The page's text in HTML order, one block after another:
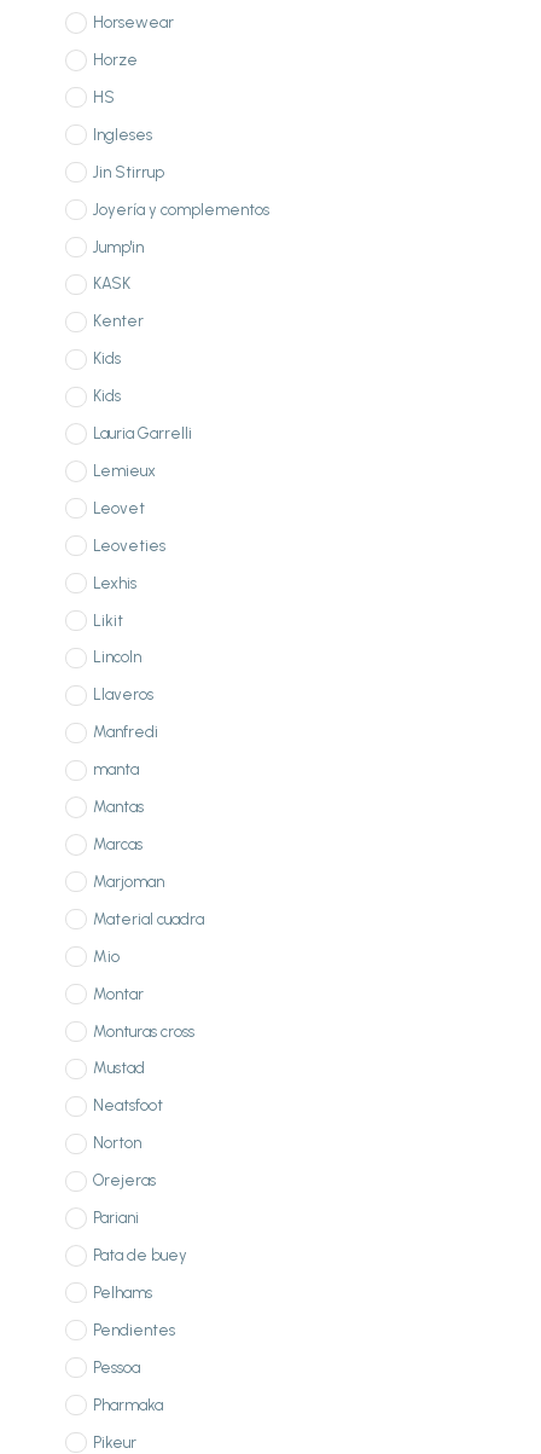
Horsewear
Horze
HS
Ingleses
Jin Stirrup
Joyería y complementos
Jump'in
KASK
Kenter
Kids
Kids
Lauria Garrelli
Lemieux
Leovet
Leoveties
Lexhis
Likit
Lincoln
Llaveros
Manfredi
manta
Mantas
Marcas
Marjoman
Material cuadra
Mio
Montar
Monturas cross
Mustad
Neatsfoot
Norton
Orejeras
Pariani
Pata de buey
Pelhams
Pendientes
Pessoa
Pharmaka
Pikeur